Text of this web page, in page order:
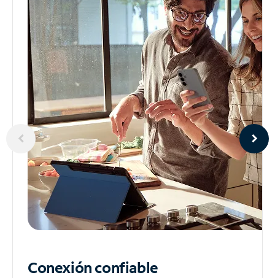
Conexión confiable